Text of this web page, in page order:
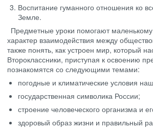
Воспитание гуманного отношения ко
Земле.
Предметные уроки помогают маленькому
характер взаимодействия между
также понять, как устроен мир, который
Второклассники, приступая к освоению
познакомятся со следующими темами:
погодные и климатические условия
государственная символика России;
строение человеческого организма и
здоровый образ жизни и правильный